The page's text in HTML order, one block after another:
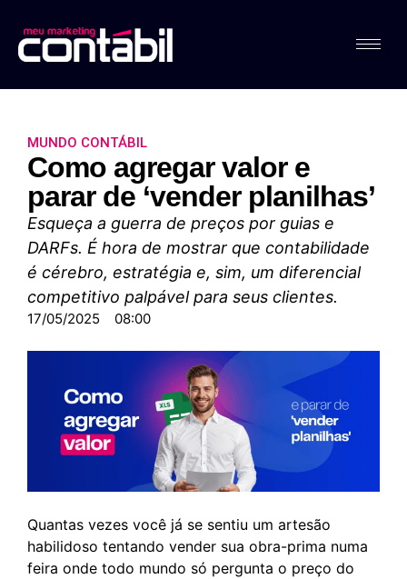
MUNDO CONTÁBIL
Como agregar valor e
parar de ‘vender planilhas’
Esqueça a guerra de preços por guias e
DARFs. É hora de mostrar que contabilidade
é cérebro, estratégia e, sim, um diferencial
competitivo palpável para seus clientes.
17/05/2025 08:00
Quantas vezes você já se sentiu um artesão
habilidoso tentando vender sua obra-prima numa
feira onde todo mundo só pergunta o preço do